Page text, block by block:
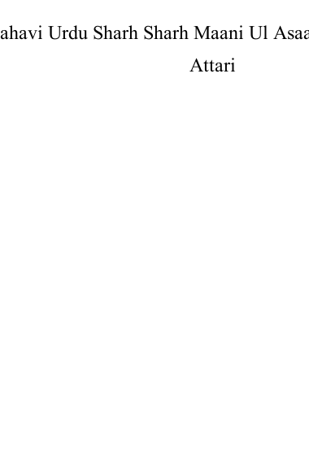
Urdu Sharh Sharh Maani Ul
Attari